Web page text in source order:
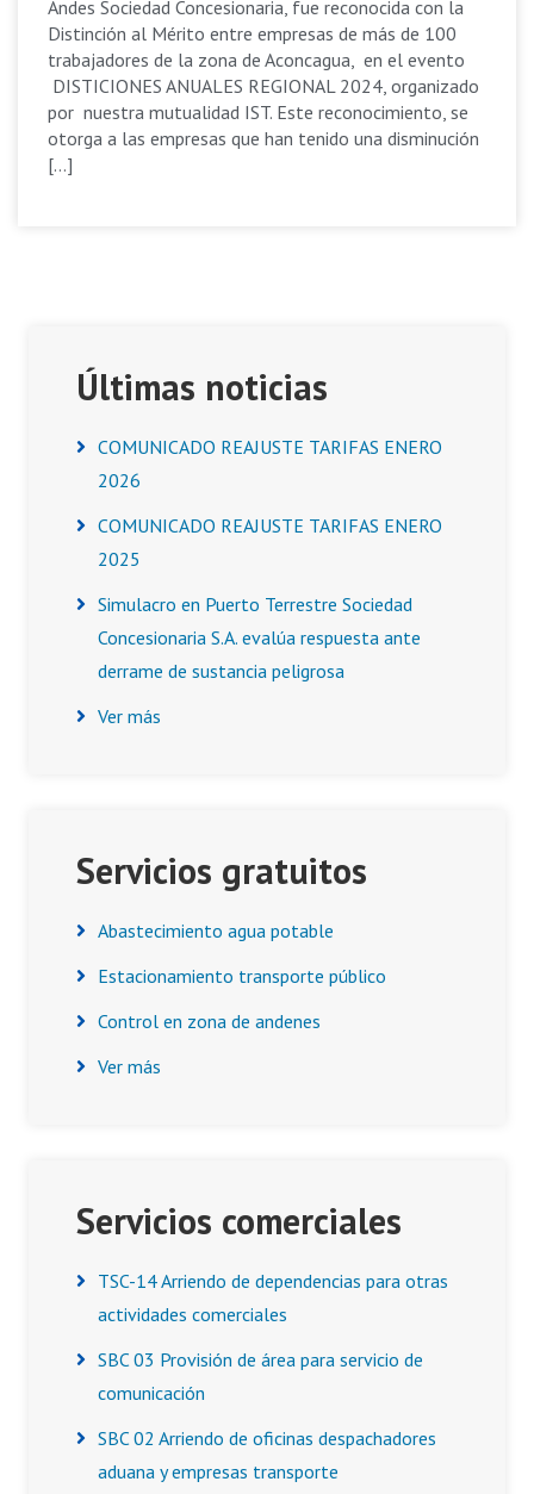
Andes Sociedad Concesionaria, fue reconocida con la
Distinción al Mérito entre empresas de más de 100
trabajadores de la zona de Aconcagua, en el evento
DISTICIONES ANUALES REGIONAL 2024, organizado
por nuestra mutualidad IST. Este reconocimiento, se
otorga a las empresas que han tenido una disminución
[…]
Últimas noticias
COMUNICADO REAJUSTE TARIFAS ENERO
2026
COMUNICADO REAJUSTE TARIFAS ENERO
2025
Simulacro en Puerto Terrestre Sociedad
Concesionaria S.A. evalúa respuesta ante
derrame de sustancia peligrosa
Ver más
Servicios gratuitos
Abastecimiento agua potable
Estacionamiento transporte público
Control en zona de andenes
Ver más
Servicios comerciales
TSC-14 Arriendo de dependencias para otras
actividades comerciales
SBC 03 Provisión de área para servicio de
comunicación
SBC 02 Arriendo de oficinas despachadores
aduana y empresas transporte